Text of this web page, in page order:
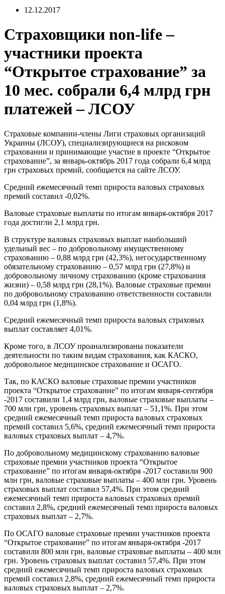
12.12.2017
Страховщики non-life –
участники проекта
“Открытое страхование” за
10 мес. собрали 6,4 млрд грн
платежей – ЛСОУ
Страховые компании-члены Лиги страховых организаций
Украины (ЛСОУ), специализирующиеся на рисковом
страховании и принимающие участие в проекте “Открытое
страхование”, за январь-октябрь 2017 года собрали 6,4 млрд
грн страховых премий, сообщается на сайте ЛСОУ.
Средний ежемесячный темп прироста валовых страховых
премий составил -0,02%.
Валовые страховые выплаты по итогам января-октября 2017
года достигли 2,1 млрд грн.
В структуре валовых страховых выплат наибольший
удельный вес – по добровольному имущественному
страхованию – 0,88 млрд грн (42,3%), негосударственному
обязательному страхованию – 0,57 млрд грн (27,8%) и
добровольному личному страхованию (кроме страхования
жизни) – 0,58 млрд грн (28,1%). Валовые страховые премии
по добровольному страхованию ответственности составили
0,04 млрд грн (1,8%).
Средний ежемесячный темп прироста валовых страховых
выплат составляет 4,01%.
Кроме того, в ЛСОУ проанализированы показатели
деятельности по таким видам страхования, как КАСКО,
добровольное медицинское страхование и ОСАГО.
Так, по КАСКО валовые страховые премии участников
проекта “Открытое страхование” по итогам января-сентября
-2017 составили 1,4 млрд грн, валовые страховые выплаты –
700 млн грн, уровень страховых выплат – 51,1%. При этом
средний ежемесячный темп прироста валовых страховых
премий составил 5,6%, средний ежемесячный темп прироста
валовых страховых выплат – 4,7%.
По добровольному медицинскому страхованию валовые
страховые премии участников проекта “Открытое
страхование” по итогам января-октября -2017 составили 900
млн грн, валовые страховые выплаты – 400 млн грн. Уровень
страховых выплат составил 57,4%. При этом средний
ежемесячный темп прироста валовых страховых премий
составил 2,8%, средний ежемесячный темп прироста валовых
страховых выплат – 2,7%.
По ОСАГО валовые страховые премии участников проекта
“Открытое страхование” по итогам января-октября -2017
составили 800 млн грн, валовые страховые выплаты – 400 млн
грн. Уровень страховых выплат составил 57,4%. При этом
средний ежемесячный темп прироста валовых страховых
премий составил 2,8%, средний ежемесячный темп прироста
валовых страховых выплат – 2,7%.